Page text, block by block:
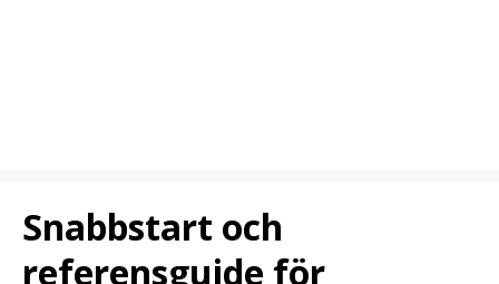
Snabbstart och
referensguide för